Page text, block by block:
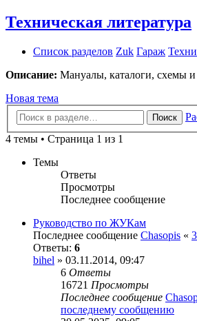
Техническая литература
Список разделов Zuk Гараж
Описание: Мануалы, каталоги, схемы и
Новая тема
Поиск
4 темы • Страница 1 из 1
Темы
Ответы
Просмотры
Последнее сообщение
Руководство по ЖУКам
Последнее сообщение Chasopis «
Ответы: 6
bihel » 03.11.2014, 09:47
6 Ответы
16721 Просмотры
Последнее сообщение
последнему сообщению